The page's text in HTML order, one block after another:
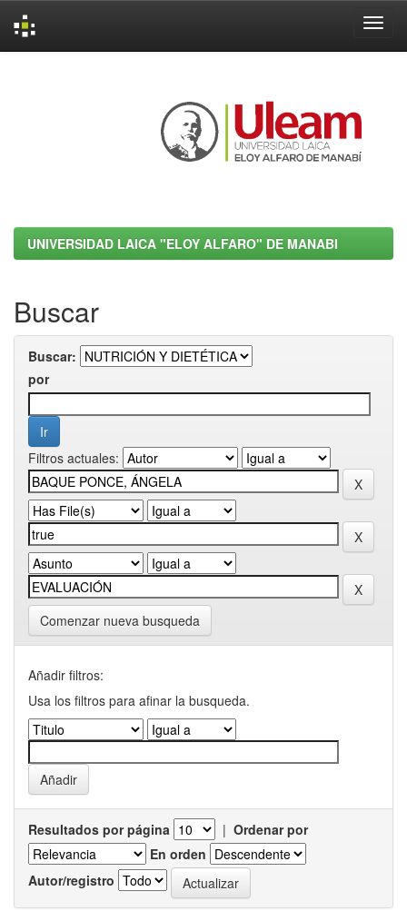
UNIVERSIDAD LAICA "ELOY ALFARO" DE MANABI
Buscar
Buscar:
por
Filtros actuales:
Comenzar nueva busqueda
Añadir filtros:
Usa los filtros para afinar la busqueda.
Resultados por página | Ordenar por
En orden
Autor/registro